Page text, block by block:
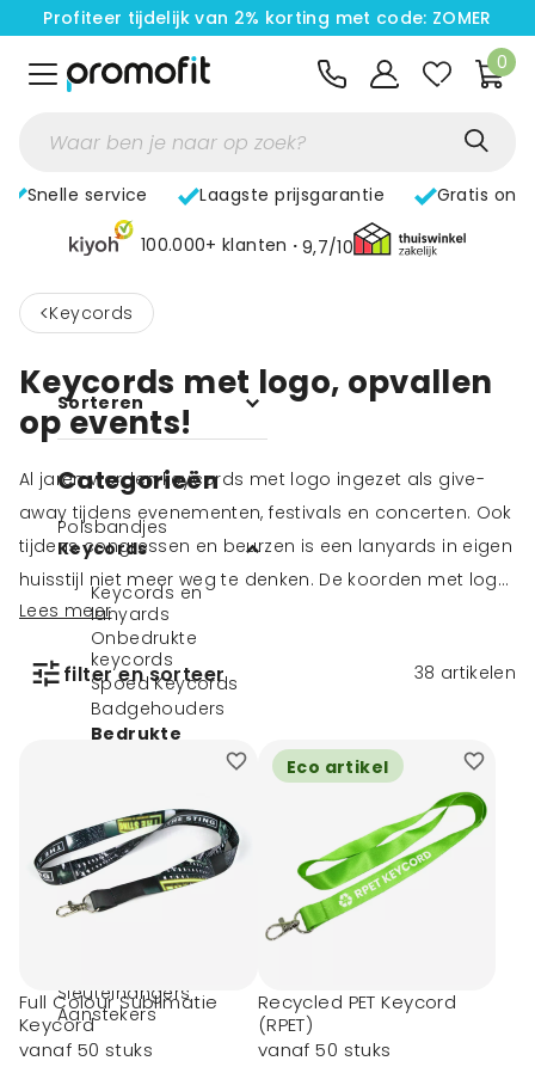
Profiteer tijdelijk van 2% korting met code: ZOMER
0
Snelle service Laagste prijsgarantie Gratis
100.000+ klanten 9,7/10
< Keycords
Sorteren
Categorieën
Polsbandjes
Keycords
Keycords en
lanyards
Onbedrukte
keycords
Spoed Keycords
Badgehouders
Bedrukte
Veter Keycords
Full colour
keycords
Lichtgevende
keycords
Eco keycords
Sleutelhangers
Aanstekers
Keycords met logo, opvallen
op events!
Al jaren worden keycords met logo ingezet als give-
away tijdens evenementen, festivals en concerten. Ook
tijdens congressen en beurzen is een lanyards in eigen
huisstijl niet meer weg te denken. De koorden met logo
blijven toch de handigste manier om de
toegangskaarten en naamkaarten snel en gemakkelijk
te tonen, bijvoorbeeld door middel van
badgehouders.
Bestel de logo lanyards snel. Kies uit verschillende
kleuren of geef je eigen pms kleuren op, zodat je altijd
de juiste kleur hebt voor je marketingcampagne.
Lees meer
filter en sorteer 38 artikelen
Full Colour Sublimatie
Keycord
vanaf 50 stuks
Eco artikel
Recycled PET Keycord
(RPET)
vanaf 50 stuks